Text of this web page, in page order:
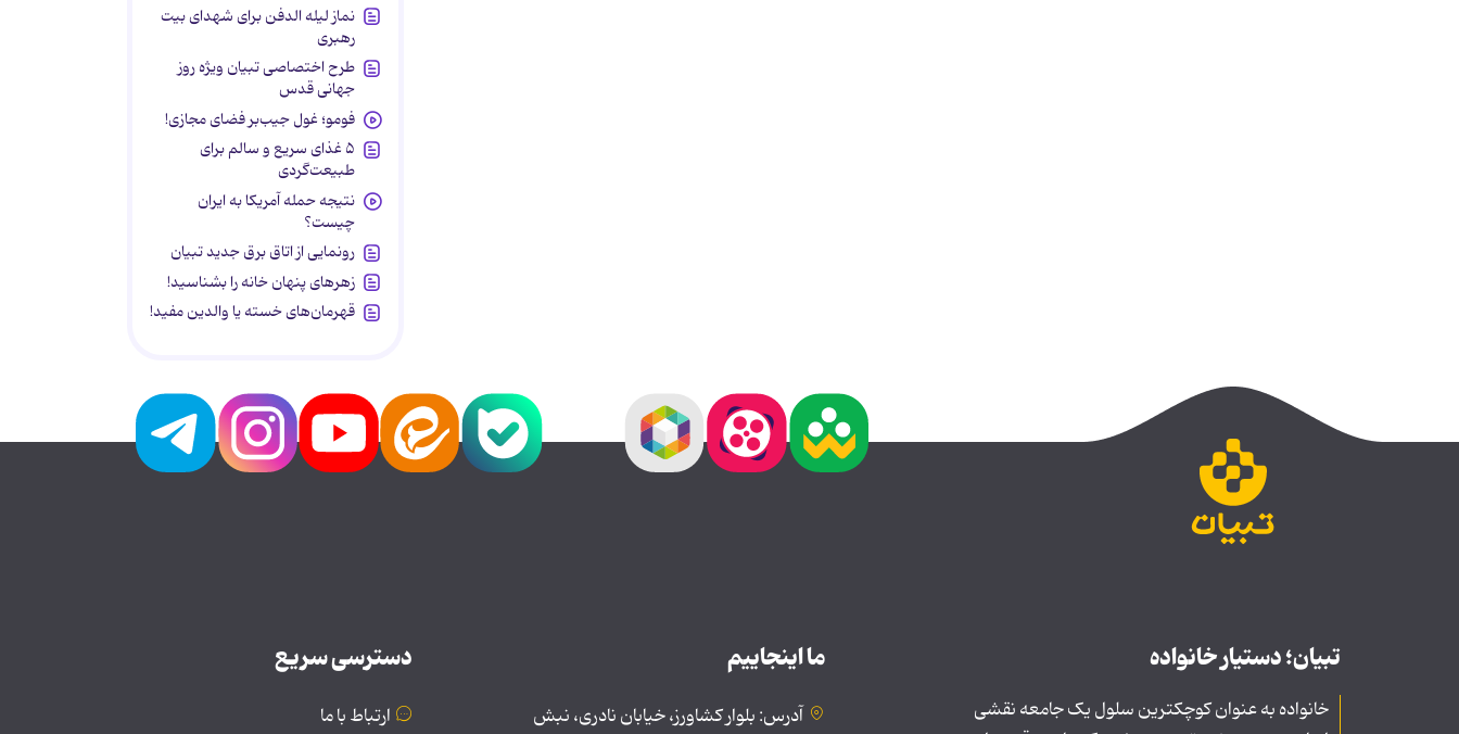
نماز لیله الدفن برای شهدای بیت
رهبری
طرح اختصاصی تبیان ویژه روز
جهانی قدس
فومو؛ غول جیب‌بر فضای مجازی!
۵ غذای سریع و سالم برای
طبیعت‌گردی
نتیجه حمله آمریکا به ایران
چیست؟
رونمایی از اتاق برق جدید تبیان
زهرهای پنهان خانه را بشناسید!
قهرمان‌های خسته یا والدین مفید!
تبیان؛ دستیار خانواده
خانواده به عنوان کوچکترین سلول یک جامعه نقشی
ما اینجاییم
آدرس: بلوار کشاورز، خیابان نادری، نبش
دسترسی سریع
ارتباط با ما